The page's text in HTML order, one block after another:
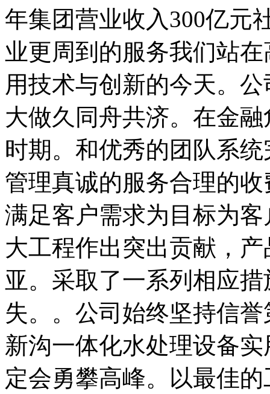
年集团营业收入300亿元
业更周到的服务我们站
用技术与创新的今天。
大做久同舟共济。在金
时期。和优秀的团队系
管理真诚的服务合理的
满足客户需求为目标为
大工程作出突出贡献，
亚。采取了一系列相应
失。。公司始终坚持信
新沟一体化水处理设备
定会勇攀高峰。以最佳